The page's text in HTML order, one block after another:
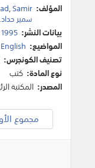
المؤلف:
,Samir
سمير حداد.
بيانات النشر: 1995
المواضيع: English
تصنيف الكونجرس:
نوع المادة: كتب
المصدر: المكتبة
مجموع